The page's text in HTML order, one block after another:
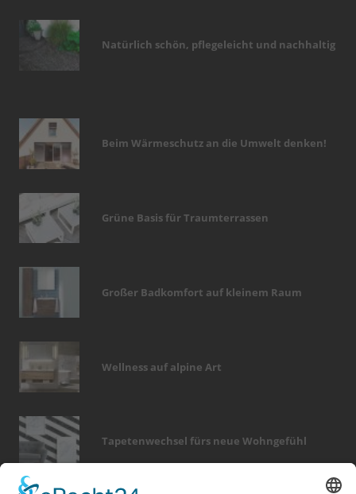
Natürlich schön, pflegeleicht und nachhaltig
Beim Wärmeschutz an die Umwelt denken!
Grüne Basis für Traumterrassen
Großer Badkomfort auf kleinem Raum
Wellness auf alpine Art
Tapetenwechsel fürs neue Wohngefühl